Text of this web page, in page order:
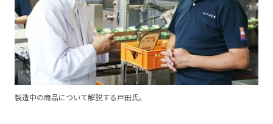
製造中の商品について解説する戸田氏。